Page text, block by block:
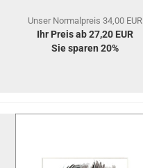
Unser Normalpreis 34,00 EUR
Ihr Preis ab 27,20 EUR
Sie sparen 20%